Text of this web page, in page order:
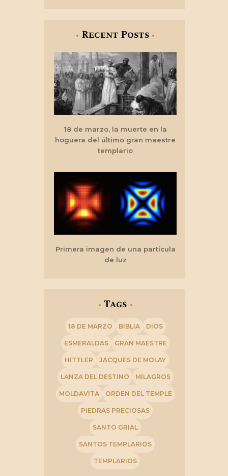
Recent Posts
18 de marzo, la muerte en la
hoguera del último gran maestre
templario
Primera imagen de una partícula
de luz
Tags
18 DE MARZO BIBLIA DIOS
ESMERALDAS GRAN MAESTRE
HITTLER JACQUES DE MOLAY
LANZA DEL DESTINO MILAGROS
MOLDAVITA ORDEN DEL TEMPLE
PIEDRAS PRECIOSAS
SANTO GRIAL
SANTOS TEMPLARIOS
TEMPLARIOS